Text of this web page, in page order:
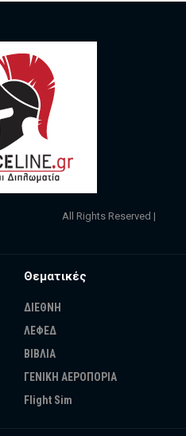
All Rights Reserved |
Θεματικές
ΔΙΕΘΝΗ
ΛΕΦΕΔ
ΒΙΒΛΙΑ
ΓΕΝΙΚΗ ΑΕΡΟΠΟΡΙΑ
Flight Sim